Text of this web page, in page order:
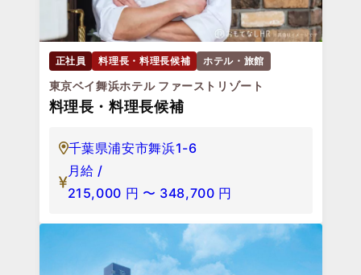
200,000 円 〜 250,000 円
料理長・料理長候補 ホテル・旅館